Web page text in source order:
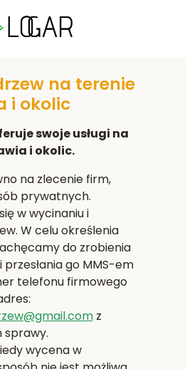
na terenie
i okolic
swoje usługi na
i okolic.
na zlecenie firm,
prywatnych.
w wycinaniu i
W celu określenia
do zrobienia
przesłania go MMS-em
telefonu firmowego
z
sprawy.
wycena w